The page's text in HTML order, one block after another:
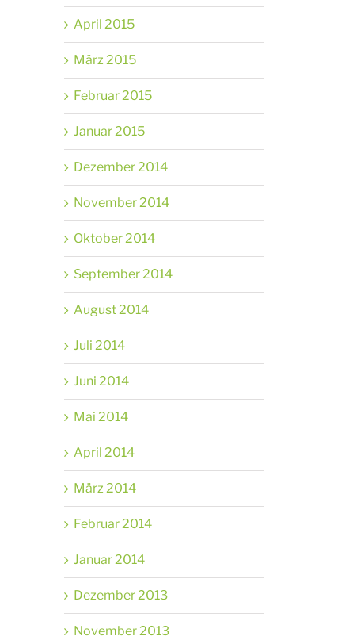
April 2015
März 2015
Februar 2015
Januar 2015
Dezember 2014
November 2014
Oktober 2014
September 2014
August 2014
Juli 2014
Juni 2014
Mai 2014
April 2014
März 2014
Februar 2014
Januar 2014
Dezember 2013
November 2013